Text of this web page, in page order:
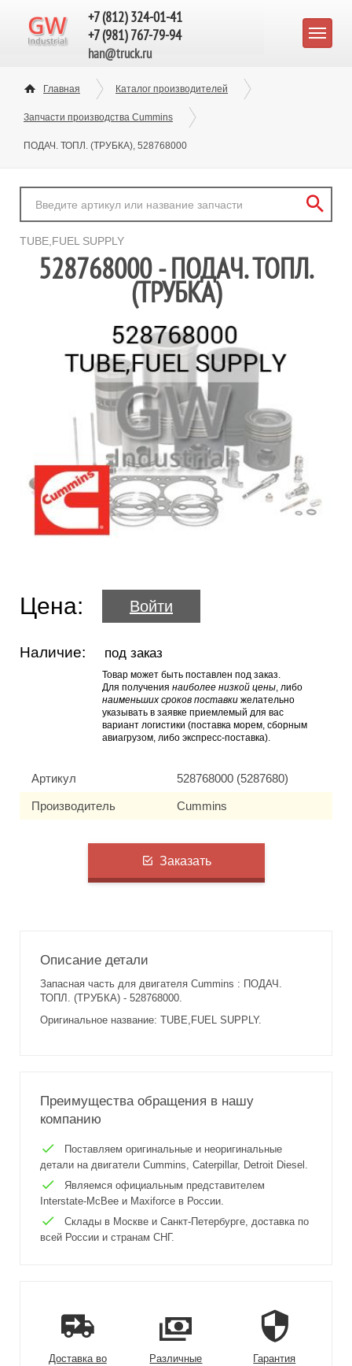
+7 (812) 324-01-41
+7 (981) 767-79-94
han@truck.ru
Главная Каталог производителей
Запчасти производства Cummins
ПОДАЧ. ТОПЛ. (ТРУБКА), 528768000
TUBE,FUEL SUPPLY
528768000 - ПОДАЧ. ТОПЛ.
(ТРУБКА)
Цена: Войти
Наличие: под заказ
Товар может быть поставлен под заказ.
Для получения наиболее низкой цены, либо
наименьших сроков поставки желательно
указывать в заявке приемлемый для вас
вариант логистики (поставка морем, сборным
авиагрузом, либо экспресс-поставка).
Артикул 528768000 (5287680)
Производитель Cummins
Заказать
Описание детали
Запасная часть для двигателя Cummins : ПОДАЧ.
ТОПЛ. (ТРУБКА) - 528768000.
Оригинальное название: TUBE,FUEL SUPPLY.
Преимущества обращения в нашу
компанию
Поставляем оригинальные и неоригинальные
детали на двигатели Cummins, Caterpillar, Detroit Diesel.
Являемся официальным представителем
Interstate-McBee и Maxiforce в России.
Склады в Москве и Санкт-Петербурге, доставка по
всей России и странам СНГ.
Доставка во
Различные
Гарантия